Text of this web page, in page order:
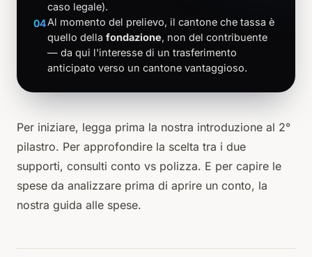
caso legale).
04Al momento del prelievo, il cantone che tassa è
quello della fondazione, non del contribuente
— da qui l'interesse di un trasferimento
anticipato verso un cantone vantaggioso.
Per iniziare, legga prima la nostra introduzione al 2°
pilastro. Per approfondire la scelta tra i due
supporti, consulti conto vs polizza. E per capire le
spese da analizzare prima di aprire un conto, la
nostra guida alle spese.